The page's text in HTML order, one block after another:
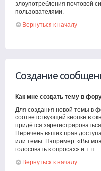
злоупотребления почтовой
пользователями.
Вернуться к началу
Создание
Как мне создать тему в
Для создания новой темы в
соответствующей кнопке в
придётся
Перечень ваших прав
или темы. Например: «Вы
голосовать в опросах» и т. п.
Вернуться к началу